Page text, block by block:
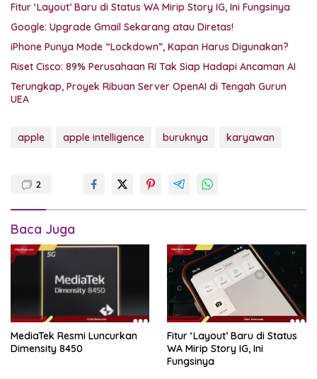
Fitur ‘Layout’ Baru di Status WA Mirip Story IG, Ini Fungsinya
Google: Upgrade Gmail Sekarang atau Diretas!
iPhone Punya Mode “Lockdown”, Kapan Harus Digunakan?
Riset Cisco: 89% Perusahaan RI Tak Siap Hadapi Ancaman AI
Terungkap, Proyek Ribuan Server OpenAI di Tengah Gurun
UEA
apple apple intelligence buruknya karyawan
2
Baca Juga
MediaTek Resmi Luncurkan
Dimensity 8450
Fitur ‘Layout’ Baru di Status
WA Mirip Story IG, Ini
Fungsinya